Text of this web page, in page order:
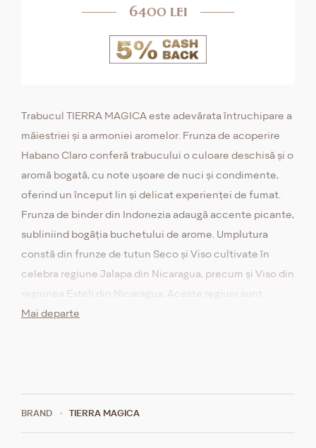
6400 lei
Trabucul TIERRA MAGICA este adevărata întruchipare a
măiestriei și a armoniei aromelor. Frunza de acoperire
Habano Claro conferă trabucului o culoare deschisă și o
aromă bogată, cu note ușoare de nuci și condimente,
oferind un început lin și delicat experienței de fumat.
Frunza de binder din Indonezia adaugă accente picante,
subliniind bogăția buchetului de arome. Umplutura
constă din frunze de tutun Seco și Viso cultivate în
celebra regiune Jalapa din Nicaragua, precum și Viso din
regiunea Estelí din Nicaragua. Aceste regiuni sunt
cunoscute pentru solurile lor fertile, care permit
pentru cei care caută o aromă bogată și echilibrată
pentru un fum plăcut și relaxant.
Mai departe
BRAND ТIERRA MAGICA